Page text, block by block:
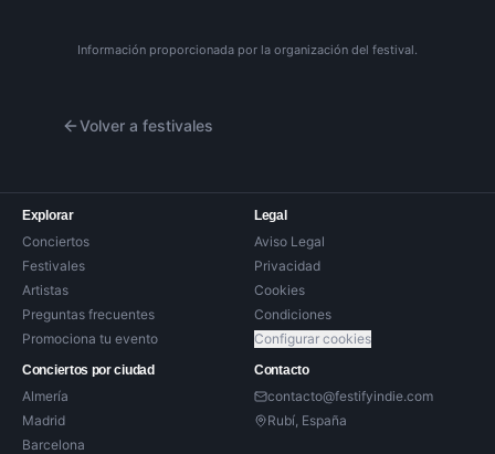
Información proporcionada por la organización del festival.
Volver a festivales
Explorar
Conciertos
Festivales
Artistas
Preguntas frecuentes
Promociona tu evento
Legal
Aviso Legal
Privacidad
Cookies
Condiciones
Configurar cookies
Conciertos por ciudad
Almería
Madrid
Barcelona
Contacto
contacto@festifyindie.com
Rubí, España